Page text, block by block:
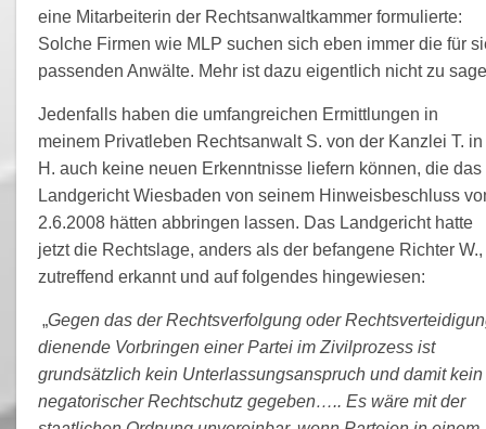
eine Mitarbeiterin der Rechtsanwaltkammer formulierte:
Solche Firmen wie MLP suchen sich eben immer die für
passenden Anwälte. Mehr ist dazu eigentlich nicht zu
Jedenfalls haben die umfangreichen Ermittlungen in
meinem Privatleben Rechtsanwalt S. von der Kanzlei T. in
H. auch keine neuen Erkenntnisse liefern können, die das
Landgericht Wiesbaden von seinem Hinweisbeschluss
2.6.2008 hätten abbringen lassen. Das Landgericht hatte
jetzt die Rechtslage, anders als der befangene Richter W.,
zutreffend erkannt und auf folgendes hingewiesen:
„Gegen das der Rechtsverfolgung oder
dienende Vorbringen einer Partei im Zivilprozess ist
grundsätzlich kein Unterlassungsanspruch und damit kein
negatorischer Rechtschutz gegeben….. Es wäre mit der